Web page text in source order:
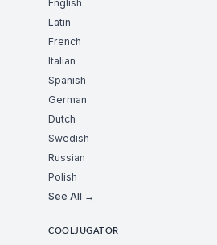
English
Latin
French
Italian
Spanish
German
Dutch
Swedish
Russian
Polish
See All →
COOLJUGATOR